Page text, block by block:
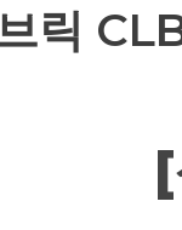
릭